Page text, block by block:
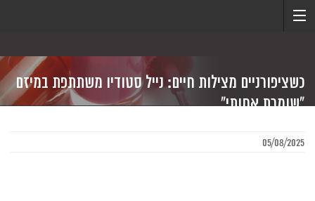
כשציפורניים מצילות חיים: נייל סטודיו משתתפת במיזם
"שומרת אחותי"
05/08/2025